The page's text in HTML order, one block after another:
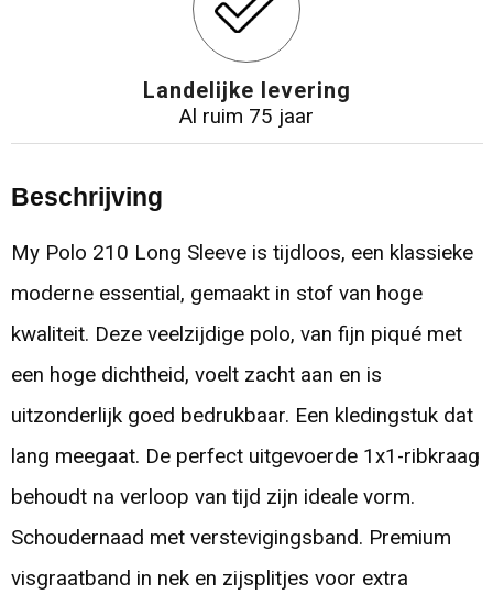
Landelijke levering
Al ruim 75 jaar
Beschrijving
My Polo 210 Long Sleeve is tijdloos, een klassieke
moderne essential, gemaakt in stof van hoge
kwaliteit. Deze veelzijdige polo, van fijn piqué met
een hoge dichtheid, voelt zacht aan en is
uitzonderlijk goed bedrukbaar. Een kledingstuk dat
lang meegaat. De perfect uitgevoerde 1x1-ribkraag
behoudt na verloop van tijd zijn ideale vorm.
Schoudernaad met verstevigingsband. Premium
visgraatband in nek en zijsplitjes voor extra